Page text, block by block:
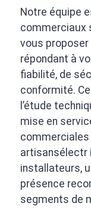
Notre équipe
commerciaux
vous
répondant à
fiabilité, de
conformité.
l’étude
mise en
artisansélectr
installateurs,
présence
segments de